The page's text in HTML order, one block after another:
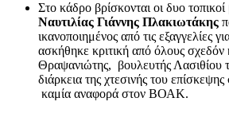
Στο κάδρο βρίσκονται οι δυο
Ναυτιλίας Γιάννης Πλακιωτάκης
ικανοποιημένος από τις εξαγγελίες
ασκήθηκε κριτική από όλους
Θραψανιώτης, βουλευτής
διάρκεια της χτεσινής του
καμία αναφορά στον ΒΟΑΚ.